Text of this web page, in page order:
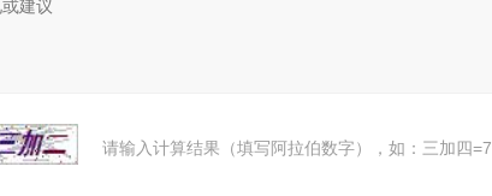
请输入计算结果（填写阿拉伯数字），如：三加四=7